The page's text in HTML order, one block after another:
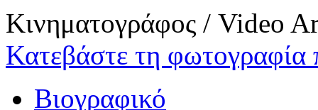
Κινηματογράφος / Video
Κατεβάστε τη φωτογραφία
Βιογραφικό